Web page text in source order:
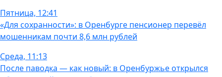
Пятница, 12:41
«Для сохранности»: в Оренбурге пенсионер перевёл
мошенникам почти 8,6 млн рублей
Среда, 11:13
После паводка — как новый: в Оренбуржье открылся